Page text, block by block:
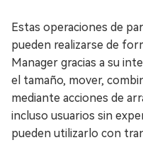
Estas operaciones de
pueden realizarse de
Manager gracias a su
el tamaño, mover,
mediante acciones de
incluso usuarios sin
pueden utilizarlo con